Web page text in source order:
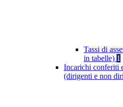
Tassi di
in tabelle) 1
Incarichi conferiti
(dirigenti e non